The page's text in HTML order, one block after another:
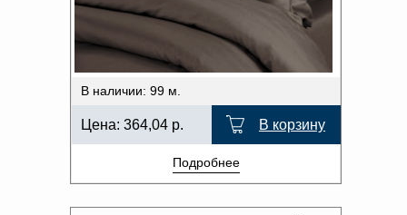
В наличии: 99 м.
Цена: 364,04 р. В корзину
Подробнее